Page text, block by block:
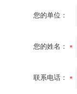
您的单位：
您的姓名：
联系电话：